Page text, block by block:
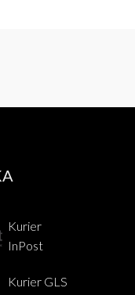
Kurier
InPost
Kurier GLS